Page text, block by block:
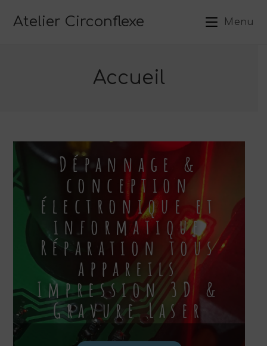
Atelier Circonflexe Menu
Accueil
Dépannage &
conception
électronique et
informatique
Réparation tous
appareils
Impression 3D &
Gravure Laser